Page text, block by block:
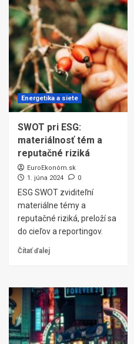
Energetika a siete
SWOT pri ESG:
materiálnosť tém a
reputačné riziká
EuroEkonóm.sk
1. júna 2024
0
ESG SWOT zviditeľní
materiálne témy a
reputačné riziká, preloží sa
do cieľov a reportingov.
Čítať ďalej